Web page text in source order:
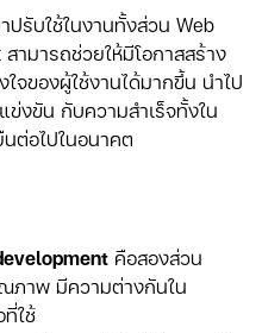
ปรับใช้ในงานทั้งส่วน Web
ามารถช่วยให้มีโอกาสสร้าง
จของผู้ใช้งานได้มากขึ้น นำไป
ข่งขัน กับความสำเร็จทั้งใน
ต่อไปในอนาคต
คือสองส่วน
ภาพ มีความต่างกันใน
ใช้